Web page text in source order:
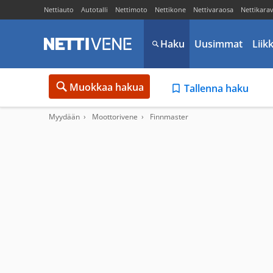
Nettiauto Autotalli Nettimoto Nettikone Nettivaraosa
Haku Uusimmat
Muokkaa hakua Tallenna haku
Myydään Moottorivene Finnmaster